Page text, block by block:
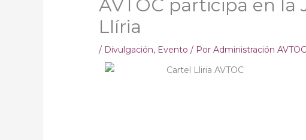
AVTOC participa en la
Llíria
/ Divulgación, Evento / PorAdministración AVTOC